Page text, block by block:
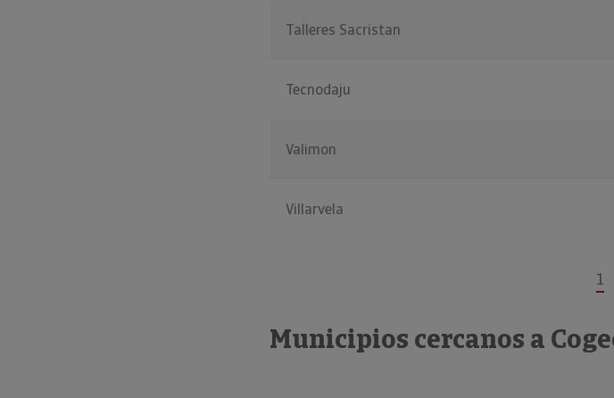
Talleres Sacristan
Tecnodaju
Valimon
Villarvela
1
Municipios cercanos a